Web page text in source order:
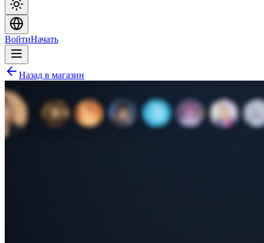
ВойтиНачать
Назад в магазин